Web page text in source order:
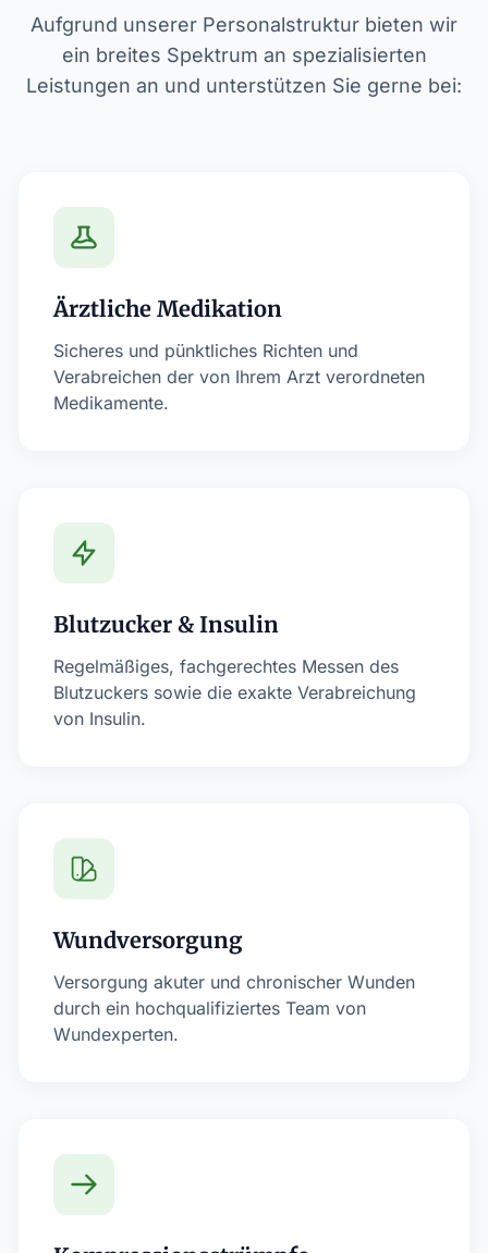
Aufgrund unserer Personalstruktur bieten wir
ein breites Spektrum an spezialisierten
Leistungen an und unterstützen Sie gerne bei:
Ärztliche Medikation
Sicheres und pünktliches Richten und
Verabreichen der von Ihrem Arzt verordneten
Medikamente.
Blutzucker & Insulin
Regelmäßiges, fachgerechtes Messen des
Blutzuckers sowie die exakte Verabreichung
von Insulin.
Wundversorgung
Versorgung akuter und chronischer Wunden
durch ein hochqualifiziertes Team von
Wundexperten.